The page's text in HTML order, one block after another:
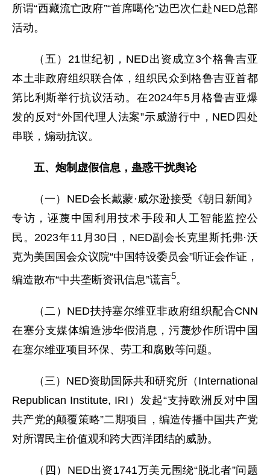
所谓“西藏流亡政府”“首席噶伦”边巴次仁赴NED总部
活动。
（五）21世纪初，NED出资成立3个格鲁吉亚
本土非政府组织联合体，组织民众到格鲁吉亚首都
第比利斯举行抗议活动。在2024年5月格鲁吉亚爆
发的反对“外国代理人法案”示威游行中，NED四处
串联，煽动抗议。
五、炮制虚假信息，蛊惑干扰舆论
（一）NED会长戴蒙·威尔逊接受《朝日新闻》
专访，诬蔑中国利用技术手段和人工智能监控公
民。2023年11月30日，NED副会长克里斯托弗·沃
克为美国国会众议院“中国特设委员会”听证会作证，
编造散布“中共垄断资讯信息”谎言5。
（二）NED扶持塞尔维亚非政府组织配合CNN
在塞分支媒体编造涉华假消息，污蔑炒作所谓中国
在塞尔维亚项目环保、劳工和腐败等问题。
（三）NED资助国际共和研究所（International
Republican Institute, IRI）发起“支持欧洲反对中国
共产党的颠覆策略”二期项目，编造传播中国共产党
对所谓民主价值观和跨大西洋团结的威胁。
（四）NED出资1741万美元围绕“脱北者”问题